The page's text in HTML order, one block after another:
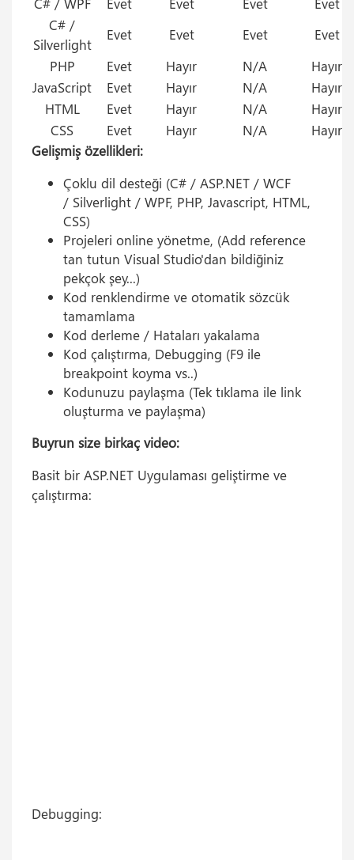
C# /
Silverlight
Evet Evet Evet
Evet
PHP
Evet Hayır N/A
Hayır
JavaScript
Evet Hayır N/A
Hayır
HTML
Evet Hayır N/A
Hayır
CSS
Evet Hayır N/A
Hayır
Gelişmiş özellikleri:
Çoklu dil desteği (C# / ASP.NET / WCF
/ Silverlight / WPF, PHP, Javascript, HTML,
CSS)
Projeleri online yönetme, (Add reference
tan tutun Visual Studio'dan bildiğiniz
pekçok şey...)
Kod renklendirme ve otomatik sözcük
tamamlama
Kod derleme / Hataları yakalama
Kod çalıştırma, Debugging (F9 ile
breakpoint koyma vs..)
Kodunuzu paylaşma (Tek tıklama ile link
oluşturma ve paylaşma)
Buyrun size birkaç video:
Basit bir ASP.NET Uygulaması geliştirme ve
çalıştırma:
Debugging: